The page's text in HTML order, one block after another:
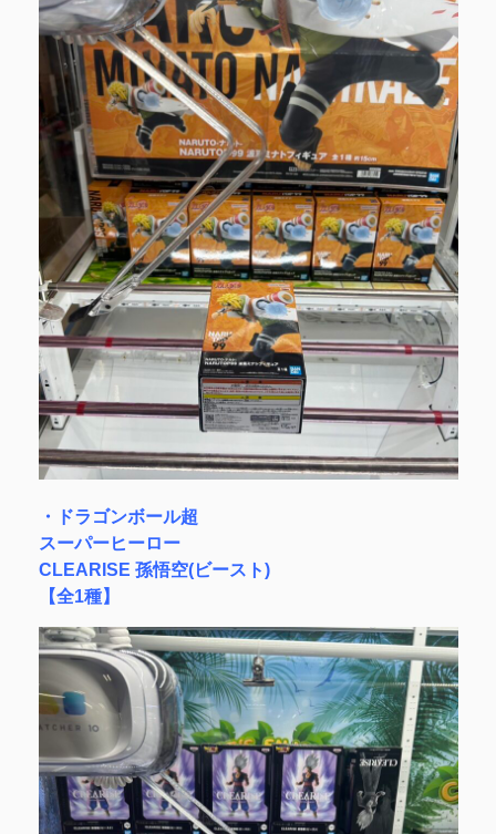
・ドラゴンボール超
スーパーヒーロー
CLEARISE 孫悟空(ビースト)
【全1種】